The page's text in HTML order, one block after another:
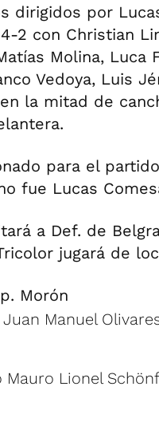
dirigidos por
2 con Christian
Molina, Luca
Vedoya, Luis
la mitad de
para el
fue Lucas
a Def. de
jugará de
Morón
Juan Manuel
Mauro Lionel